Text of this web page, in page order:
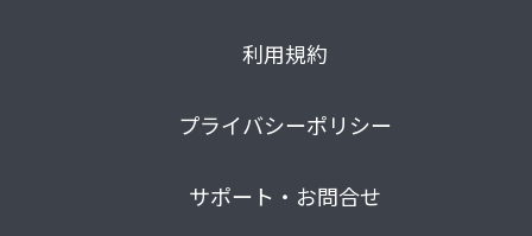
利用規約
プライバシーポリシー
サポート・お問合せ